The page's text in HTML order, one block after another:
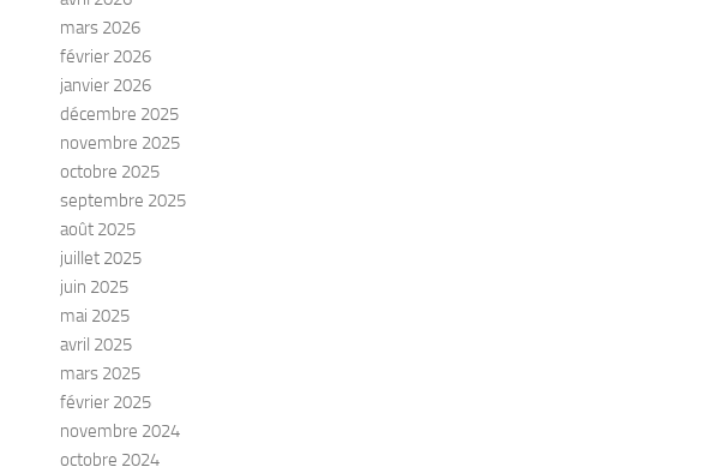
mars 2026
février 2026
janvier 2026
décembre 2025
novembre 2025
octobre 2025
septembre 2025
août 2025
juillet 2025
juin 2025
mai 2025
avril 2025
mars 2025
février 2025
novembre 2024
octobre 2024